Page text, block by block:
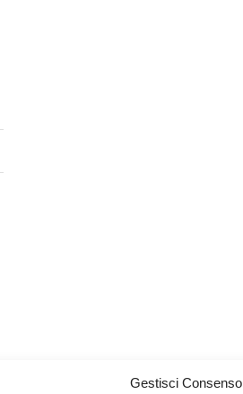
Gestisci Consenso